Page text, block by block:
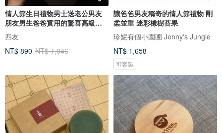
情人節生日禮物男士送老公男友
朋友男生爸爸實用的驚喜高級感
新年
四友
NT$ 890 NT$ 1,046
讓爸爸男友稱奇的情人節禮物 剛
柔並重 迷彩橡樹苔果
珍妮有個小園圃 Jenny's Jungle
NT$ 1,658
可客製